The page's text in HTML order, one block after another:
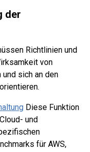
der
Richtlinien und
von
sich an den
Diese Funktion
und
für AWS,